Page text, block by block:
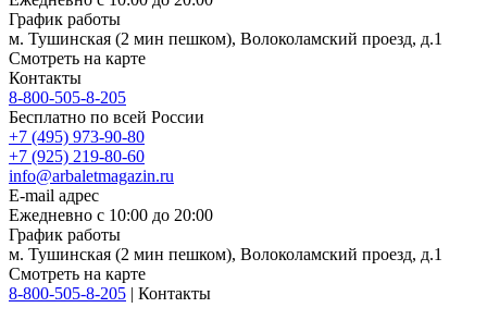
График работы
м. Тушинская (2 мин пешком), Волоколамский проезд, д.1
Смотреть на карте
Контакты
8-800-505-8-205
Бесплатно по всей России
+7 (495) 973-90-80
+7 (925) 219-80-60
info@arbaletmagazin.ru
E-mail адрес
Ежедневно с 10:00 до 20:00
График работы
м. Тушинская (2 мин пешком), Волоколамский проезд, д.1
Смотреть на карте
8-800-505-8-205 | Контакты